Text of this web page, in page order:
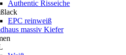
Authentic Risseiche
EPC reinweiß
massiv Kiefer